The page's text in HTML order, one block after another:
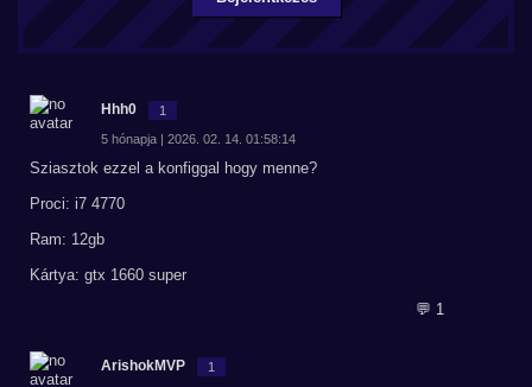
Hhh0 1
5 hónapja | 2026. 02. 14. 01:58:14
Sziasztok ezzel a konfiggal hogy menne?
Proci: i7 4770
Ram: 12gb
Kártya: gtx 1660 super
💬 1
ArishokMVP 1